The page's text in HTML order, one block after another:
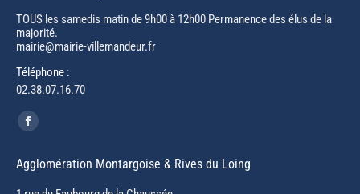
TOUS les samedis matin de 9h00 à 12h00 Permanence des élus de la
majorité.
mairie@mairie-villemandeur.fr
Téléphone :
02.38.07.16.70
Trouvez nous sur :
Facebook
opens
Agglomération Montargoise & Rives du Loing